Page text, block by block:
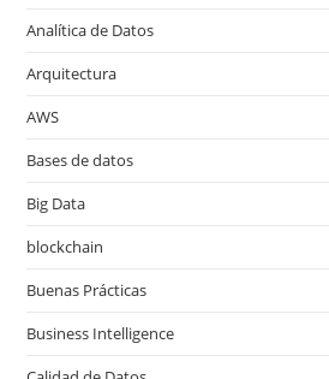
Analítica de Datos
Arquitectura
AWS
Bases de datos
Big Data
blockchain
Buenas Prácticas
Business Intelligence